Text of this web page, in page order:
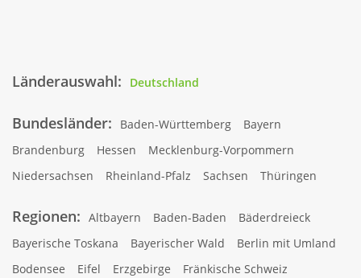
Länderauswahl: Deutschland
Bundesländer: Baden-Württemberg
Bayern
Brandenburg
Hessen
Mecklenburg-Vorpommern
Niedersachsen
Rheinland-Pfalz Sachsen Thüringen
Regionen: Altbayern Baden-Baden
Bäderdreieck
Bayerische Toskana
Bayerischer Wald
Berlin mit Umland
Bodensee
Eifel Erzgebirge
Fränkische Schweiz